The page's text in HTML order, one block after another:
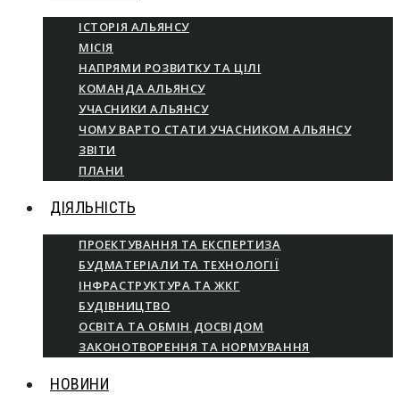
ІСТОРІЯ АЛЬЯНСУ
МІСІЯ
НАПРЯМИ РОЗВИТКУ ТА ЦІЛІ
КОМАНДА АЛЬЯНСУ
УЧАСНИКИ АЛЬЯНСУ
ЧОМУ ВАРТО СТАТИ УЧАСНИКОМ АЛЬЯНСУ
ЗВІТИ
ПЛАНИ
ДІЯЛЬНІСТЬ
ПРОЕКТУВАННЯ ТА ЕКСПЕРТИЗА
БУДМАТЕРІАЛИ ТА ТЕХНОЛОГІЇ
ІНФРАСТРУКТУРА ТА ЖКГ
БУДІВНИЦТВО
ОСВІТА ТА ОБМІН ДОСВІДОМ
ЗАКОНОТВОРЕННЯ ТА НОРМУВАННЯ
НОВИНИ